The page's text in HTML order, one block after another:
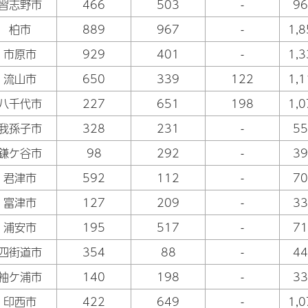
志野市 466 503 -
柏市
889 967 -
市原市
929 401 -
流山市
650 339 122
千代市
227 651 198
孫子市
328 231 -
ケ谷市
98 292 -
君津市
592 112 -
富津市
127 209 -
浦安市
195 517 -
街道市
354 88 -
ケ浦市
140 198 -
印西市
422 649 -